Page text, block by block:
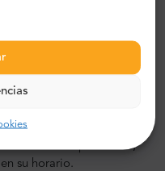
las comidas y
de forma independiente,
su horario.